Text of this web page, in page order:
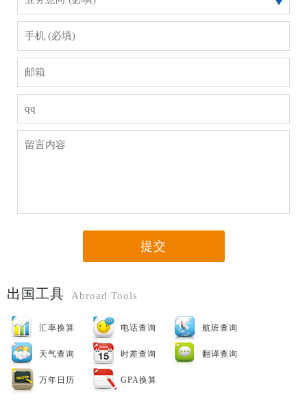
提交
出国工具 Abroad Tools
汇率换算 电话查询 航班查询
天气查询 时差查询 翻译查询
万年日历 GPA换算